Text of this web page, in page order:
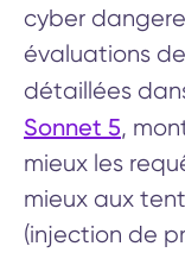
cyber
évaluations
détaillées
Sonnet 5,
mieux les
mieux aux
(injection de